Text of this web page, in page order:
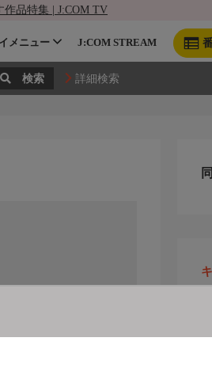
作品特集 | J:COM TV
メニュー J:COM STREAM
詳細検索